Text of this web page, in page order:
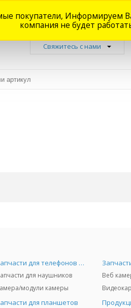
Доставка Оплата Наши
Свяжитесь с нами
Запчасти для телефонов и Airpods
для наушников
модули камеры
Веб
для планшетов
покупатели, Информируем
компания не будет